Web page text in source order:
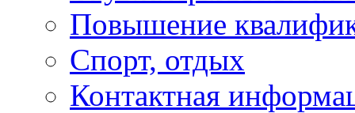
Повышение
Спорт, отдых
Контактная